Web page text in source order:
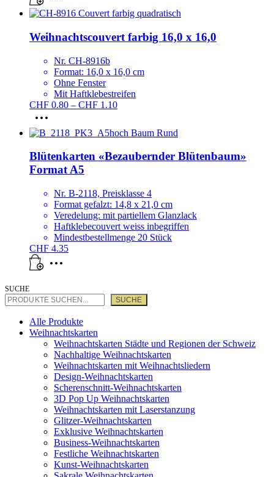
Weihnachtscouvert farbig 16,0 x 16,0
Nr. CH-8916b
Format: 16,0 x 16,0 cm
Ohne Fenster
Mit Haftklebestreifen
CHF 0.80 – CHF 1.10Preisspanne:
CHF 1.10
weist
Varianten
auf.
Optionen
können
auf
der
Produktseite
gewählt
Blütenkarten «Bezaubernder Blütenbaum»
Format A5
Nr. B-2118, Preisklasse 4
Format gefalzt: 14,8 x 21,0 cm
Veredelung: mit partiellem Glanzlack
Haftklebecouvert weiss inbegriffen
Mindestbestellmenge 20 Stück
CHF 4.35
SUCHE
SUCHE
Alle Produkte
Weihnachtskarten
Weihnachtskarten Städte und Regionen der Schweiz
Nachhaltige Weihnachtskarten
Weihnachtskarten mit Weihnachtsliedern
Design-Weihnachtskarten
Scherenschnitt-Weihnachtskarten
3D Pop Up Weihnachtskarten
Weihnachtskarten mit Laserstanzung
Glitzer-Weihnachtskarten
Exklusive Weihnachtskarten
Business-Weihnachtskarten
Festliche Weihnachtskarten
Kunst-Weihnachtskarten